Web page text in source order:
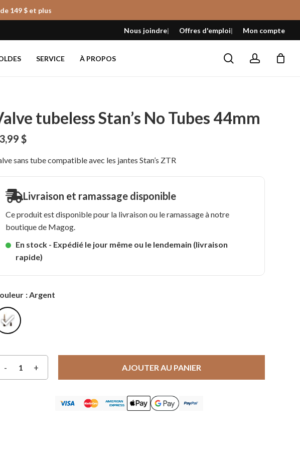
149 $ et plus
Nous joindre Offres d'emploi Mon compte
SERVICE À PROPOS searchaccount
Fermer
le
panier
tubeless Stan’s No Tubes 44mm
$
sans tube compatible avec les jantes Stan’s ZTR
Livraison et ramassage disponible
Ce produit est disponible pour la livraison ou le ramassage à notre
boutique de Magog.
En stock - Expédié le jour même ou le lendemain (livraison
rapide)
: Argent
AJOUTER AU PANIER